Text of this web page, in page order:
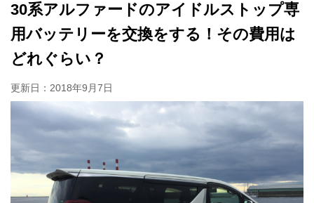
30系アルファードのアイドルストップ専
用バッテリーを交換をする！その費用は
どれぐらい？
更新日： 2018年9月7日